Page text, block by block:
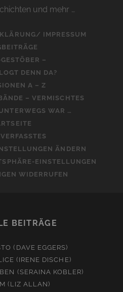
und mehr …
IMPRESSUM
–
DENN DA?
A – Z
– VERMISCHTES
WAR …
ÄNDERN
EINSTELLUNGEN
WIDERRUFEN
BEITRÄGE
(DAVE EGGERS)
(IRENE DISCHE)
(SERAINA KOBLER)
(LIZ ALLAN)